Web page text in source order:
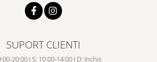
SUPORT CLIENTI
20:00 I S: 10:00-14:00 I D: Inchis